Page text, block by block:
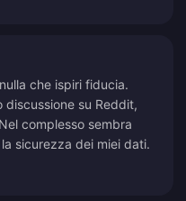
che ispiri fiducia.
su Reddit,
complesso sembra
sicurezza dei miei dati.